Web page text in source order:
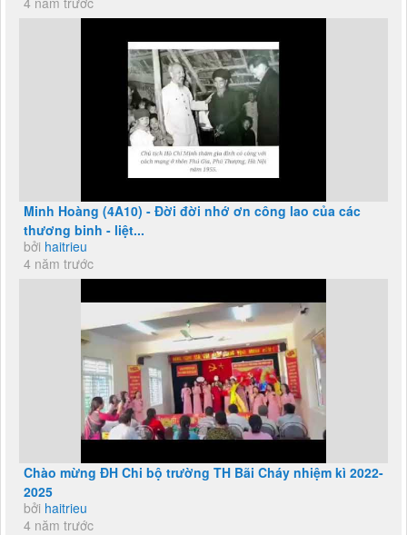
Minh Hoàng (4A10) - Đời đời nhớ ơn công lao của các
thương binh - liệt...
bởi haitrieu
4 năm trước
Chào mừng ĐH Chi bộ trường TH Bãi Cháy nhiệm kì 2022-
2025
bởi haitrieu
4 năm trước